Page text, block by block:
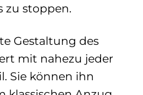
zu stoppen.
Gestaltung des
mit nahezu jeder
Sie können ihn